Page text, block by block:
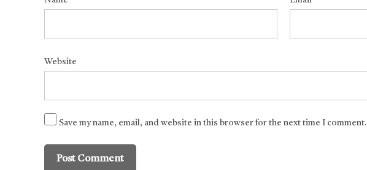
Website
Save my name, email, and website in this browser for the next time I comment.